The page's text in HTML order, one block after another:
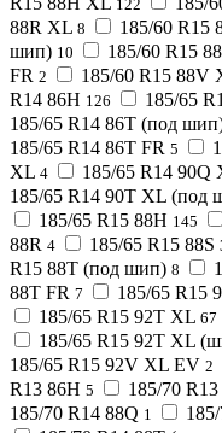
122
88R XL 8 185/60 R15
шип) 10 185/60 R15
FR 2 185/60 R15 88V
R14 86H 126 185/65
185/65 R14 86T (под
185/65 R14 86T FR 5
XL 4 185/65 R14 90Q
185/65 R14 90T XL (под
185/65 R15 88H 145
88R 4 185/65 R15 88S
R15 88T (под шип) 8
88T FR 7 185/65 R15
185/65 R15 92T XL 67
185/65 R15 92T XL
185/65 R15 92V XL EV 2
R13 86H 5 185/70
185/70 R14 88Q 1